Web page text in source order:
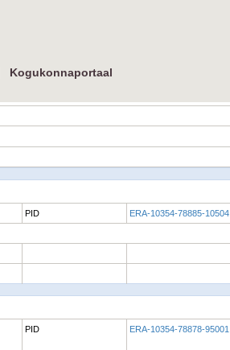
Kogukonnaportaal
PID ERA-10354-78885-10504
PID ERA-10354-78878-95001